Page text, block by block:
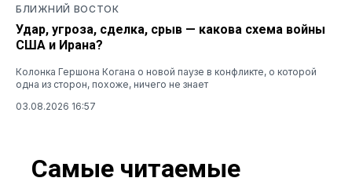
БЛИЖНИЙ ВОСТОК
Удар, угроза, сделка, срыв — какова схема войны
США и Ирана?
Колонка Гершона Когана о новой паузе в конфликте, о которой
одна из сторон, похоже, ничего не знает
03.08.2026 16:57
Самые читаемые